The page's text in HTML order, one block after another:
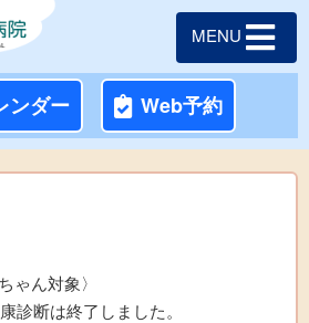
ンダー Web予約
MENU
ゃん対象〉
断は終了しました。